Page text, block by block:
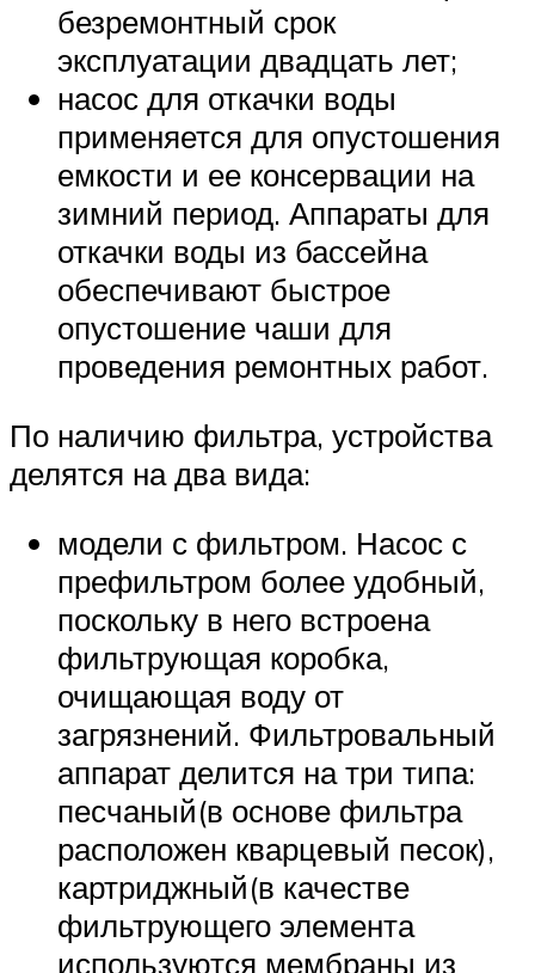
безремонтный срок
эксплуатации двадцать лет;
насос для откачки воды
применяется для опустошения
емкости и ее консервации на
зимний период. Аппараты для
откачки воды из бассейна
обеспечивают быстрое
опустошение чаши для
проведения ремонтных работ.
По наличию фильтра, устройства
делятся на два вида:
модели с фильтром. Насос с
префильтром более удобный,
поскольку в него встроена
фильтрующая коробка,
очищающая воду от
загрязнений. Фильтровальный
аппарат делится на три типа:
песчаный(в основе фильтра
расположен кварцевый песок),
картриджный(в качестве
фильтрующего элемента
используются мембраны из